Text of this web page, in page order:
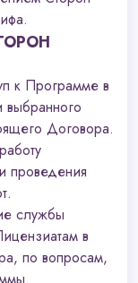
к Программе в
Договора.
проведения
службы
в
по вопросам,